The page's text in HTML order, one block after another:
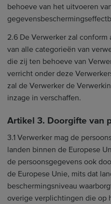
behoeve van het uitvoeren
2.6 De Verwerker zal
van alle categorieën van
die zij ten behoeve van
verricht onder deze
zal de Verwerker de
inzage in verschaffen.
Artikel 3. Doorgifte van
3.1 Verwerker mag de
landen binnen de Europese
de persoonsgegevens ook
de Europese Unie, mits dat
beschermingsniveau
overige verplichtingen die op